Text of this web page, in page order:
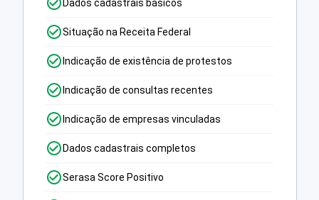
Dados cadastrais básicos
Situação na Receita Federal
Indicação de existência de protestos
Indicação de consultas recentes
Indicação de empresas vinculadas
Dados cadastrais completos
Serasa Score Positivo